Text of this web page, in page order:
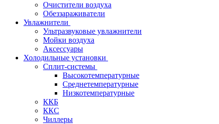
Очистители воздуха
Обеззараживатели
Увлажнители
Ультразвуковые увлажнители
Мойки воздуха
Аксессуары
Холодильные установки
Сплит-системы
Высокотемпературные
Среднетемпературные
Низкотемпературные
ККБ
ККС
Чиллеры